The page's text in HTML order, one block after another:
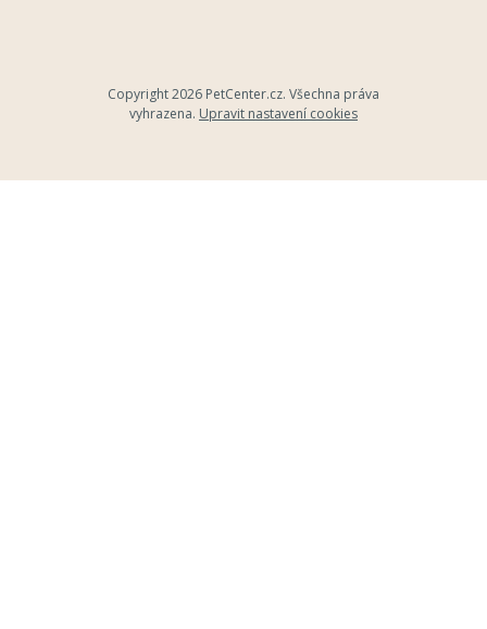
Copyright 2026 PetCenter.cz. Všechna práva
vyhrazena. Upravit nastavení cookies